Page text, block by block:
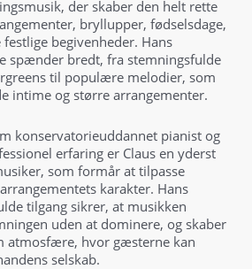
der skaber den helt rette
bryllupper, fødselsdage,
begivenheder. Hans
spænder bredt, fra stemningsfulde
til populære melodier, som
intime og større arrangementer.
konservatorieuddannet pianist og
erfaring er Claus en yderst
som formår at tilpasse
karakter. Hans
tilgang sikrer, at musikken
uden at dominere, og skaber
atmosfære, hvor gæsterne kan
selskab.